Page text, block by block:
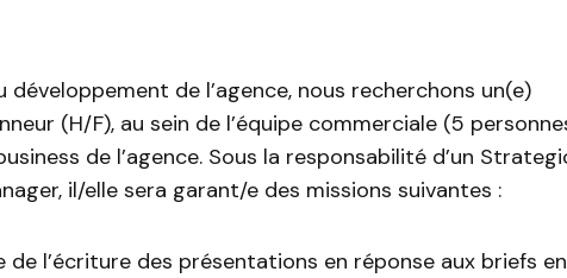
développement de l’agence, nous recherchons un(e)
(H/F), au sein de l’équipe commerciale (5
de l’agence. Sous la responsabilité d’un
il/elle sera garant/e des missions suivantes :
de l’écriture des présentations en réponse aux briefs